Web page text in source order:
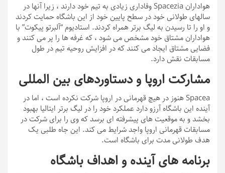
هواداران Spacezia وفاداری زیادی به تیم خود دارند ، زیرا آنها در
سالهای طولانی خود در سطح پایین خود از این باشگاه حمایت کردند
و او را تا رسیدن به لیگ برتر همراه کردند. استادیوم “آلبرتو پیکوت” با
هواداران مشتاق خود مشخص می شود ، که غرفه ها را پر می کنند و
فضایی مشتاق ایجاد می کنند که در افزایش روحیه تیم در طول
مسابقات نقش دارد.
مشارکت اروپا و دستاوردهای بین المللی
Spacea هنوز در هیچ قهرمانی در اروپا شرکت نکرده است ، اما در
آینده این باشگاه آرزو دارد عملکرد خود را در لیگ برتر ایتالیا بهبود
بخشد و به موقعیت های پیشرفته ای برسد که وی را برای شرکت در
مسابقات قهرمانی اروپا واجد شرایط می کند. این جاه طلبی یک
هدف طولانی مدت برای باشگاه است.
برنامه های آینده و اهداف باشگاه